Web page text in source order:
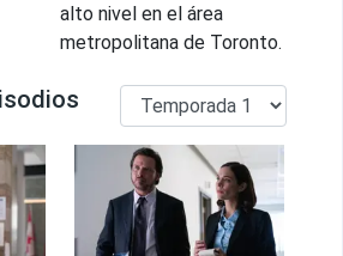
alto nivel en el área
metropolitana de Toronto.